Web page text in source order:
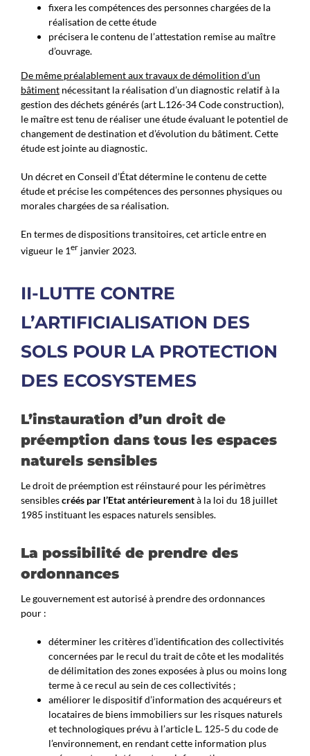
fixera les compétences des personnes chargées de la
réalisation de cette étude
précisera le contenu de l’attestation remise au maître
d’ouvrage.
De même préalablement aux travaux de démolition d’un
bâtimentnécessitant la réalisation d’un diagnostic relatif à la
gestion des déchets générés (art L.126-34 Code construction),
le maître est tenu de réaliser une étude évaluant le potentiel de
changement de destination et d’évolution du bâtiment. Cette
étude est jointe au diagnostic.
Un décret en Conseil d’État détermine le contenu de cette
étude et précise les compétences des personnes physiques ou
morales chargées de sa réalisation.
En termes de dispositions transitoires, cet article entre en
vigueur le 1erjanvier 2023.
II-LUTTE CONTRE
L’ARTIFICIALISATION DES
SOLS POUR LA PROTECTION
DES ECOSYSTEMES
L’instauration d’un droit de
préemption dans tous les espaces
naturels sensibles
Le droit de préemption est réinstauré pour les périmètres
sensiblescréés par l’Etat antérieurementà la loi du 18 juillet
1985 instituant les espaces naturels sensibles.
La possibilité de prendre des
ordonnances
Le gouvernement est autorisé à prendre des ordonnances
pour :
déterminer les critères d’identification des collectivités
concernées par le recul du trait de côte et les modalités
de délimitation des zones exposées à plus ou moins long
terme à ce recul au sein de ces collectivités ;
améliorer le dispositif d’information des acquéreurs et
locataires de biens immobiliers sur les risques naturels
et technologiques prévu à l’article L. 125‑5 du code de
l’environnement, en rendant cette information plus